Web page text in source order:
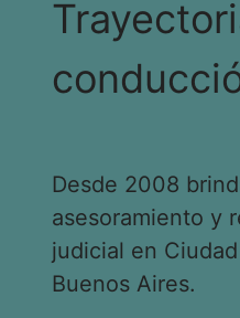
Desde 2008
asesoramiento y
judicial en
Buenos Aires.